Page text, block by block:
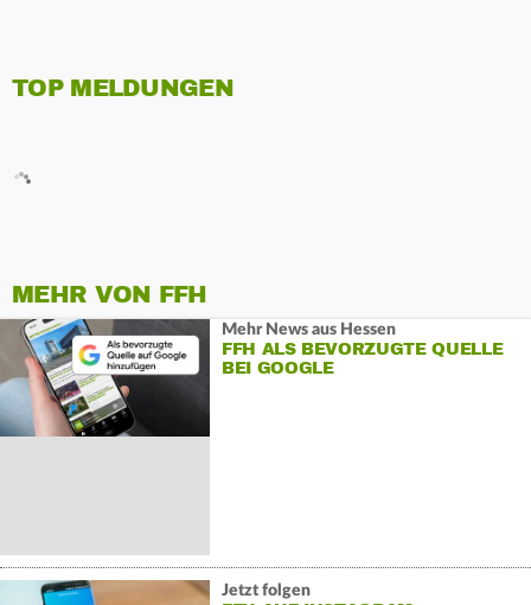
TOP MELDUNGEN
MEHR VON FFH
Mehr News aus Hessen
FFH ALS BEVORZUGTE QUELLE
BEI GOOGLE
Jetzt folgen